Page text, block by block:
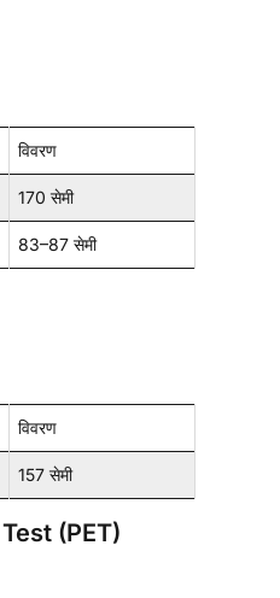
विवरण
170 सेमी
83–87 सेमी
विवरण
157 सेमी
(PET)